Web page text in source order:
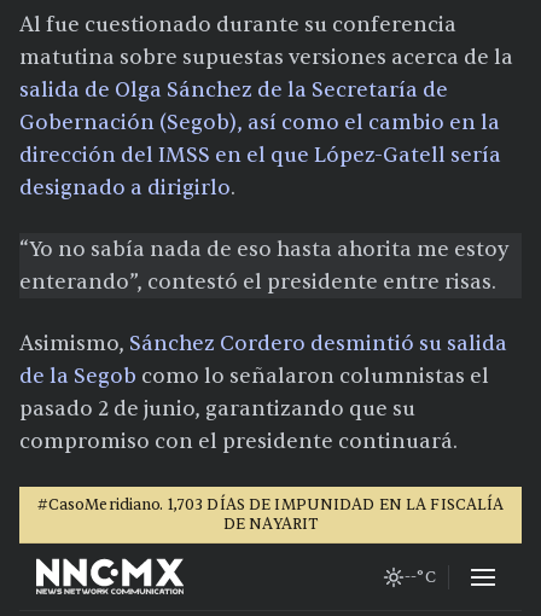
Al fue cuestionado durante su conferencia
matutina sobre supuestas versiones acerca de la
salida de Olga Sánchez de la Secretaría de
Gobernación (Segob), así como el cambio en la
dirección del IMSS en el que López-Gatell sería
designado a dirigirlo.
“Yo no sabía nada de eso hasta ahorita me estoy
enterando”, contestó el presidente entre risas.
Asimismo, Sánchez Cordero desmintió su salida
de la Segob como lo señalaron columnistas el
pasado 2 de junio, garantizando que su
compromiso con el presidente continuará.